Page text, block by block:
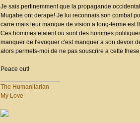
Je sais pertinemment que la propagande
Mugabe ont derape! Je lui reconnais son combat
carre mais leur manque de vision a long-terme est
Ces hommes etaient ou sont des hommes
manquer de l'evoquer c'est manquer a son devoir
alors permets-moi de ne pas souscrire a cette
Peace out!
The Humanitarian
My Love